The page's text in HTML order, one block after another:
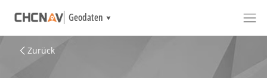
Geodaten
Zurück